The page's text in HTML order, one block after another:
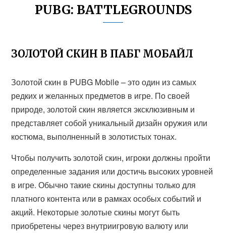
PUBG: BATTLEGROUNDS
ЗОЛОТОЙ СКИН В ПАБГ МОБАЙЛ
Золотой скин в PUBG Mobile – это один из самых
редких и желанных предметов в игре. По своей
природе, золотой скин является эксклюзивным и
представляет собой уникальный дизайн оружия или
костюма, выполненный в золотистых тонах.
Чтобы получить золотой скин, игроки должны пройти
определенные задания или достичь высоких уровней
в игре. Обычно такие скины доступны только для
платного контента или в рамках особых событий и
акций. Некоторые золотые скины могут быть
приобретены через внутриигровую валюту или